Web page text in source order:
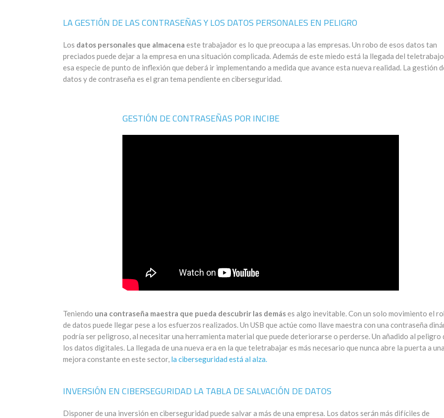
LA GESTIÓN DE LAS CONTRASEÑAS Y LOS DATOS PERSONALES EN PELIGRO
Los datos personales que almacena este trabajador es lo que preocupa a las empresas. Un robo de esos datos tan
preciados puede dejar a la empresa en una situación complicada. Además de este miedo está la llegada del
esa especie de punto de inflexión que deberá ir implementando a medida que avance esta nueva realidad. La gestión
datos y de contraseña es el gran tema pendiente en ciberseguridad.
GESTIÓN DE CONTRASEÑAS POR INCIBE
Teniendo una contraseña maestra que pueda descubrir las demáses algo inevitable. Con un solo movimiento el
de datos puede llegar pese a los esfuerzos realizados. Un USB que actúe como llave maestra con una contraseña
podría ser peligroso, al necesitar una herramienta material que puede deteriorarse o perderse. Un añadido al peligro
los datos digitales. La llegada de una nueva era en la que teletrabajar es más necesario que nunca abre la puerta a una
mejora constante en este sector, la ciberseguridad está al alza.
INVERSIÓN EN CIBERSEGURIDAD LA TABLA DE SALVACIÓN DE DATOS
Disponer de una inversión en ciberseguridad puede salvar a más de una empresa. Los datos serán más difíciles de